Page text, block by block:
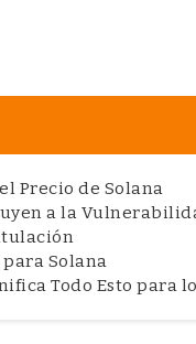
Precio de Solana
a la
Solana
Todo Esto para